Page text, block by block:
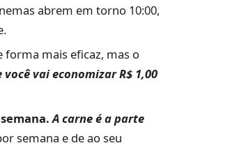
abrem em torno 10:00,
forma mais eficaz, mas o
vai economizar R$ 1,00
A carne é a parte
semana e de ao seu